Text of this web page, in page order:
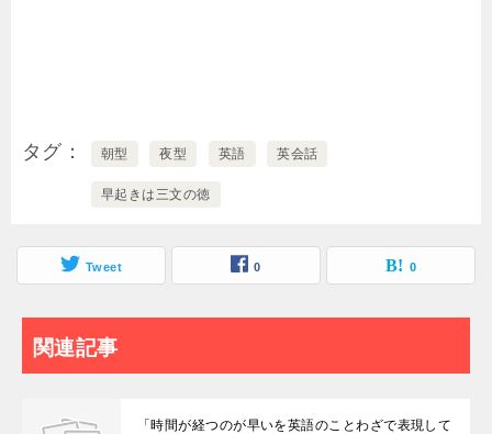
タグ 朝型 夜型 英語 英会話
早起きは三文の徳
Tweet 0 0
関連記事
「時間が経つのが早いを英語のことわざで表現して